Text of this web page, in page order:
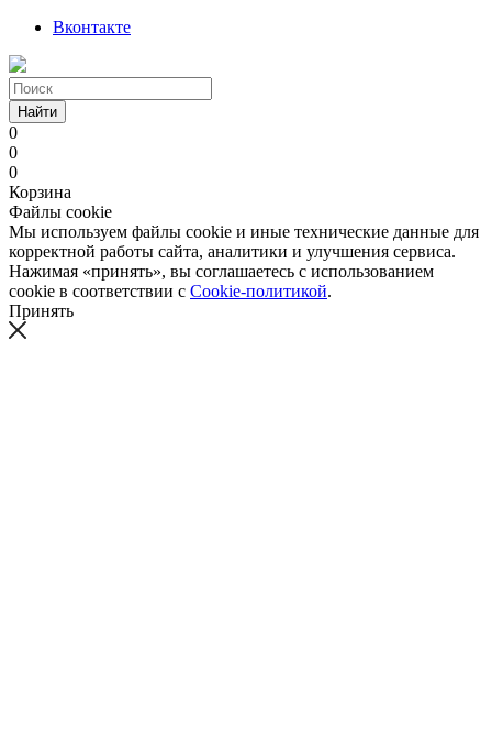
Вконтакте
Найти
0
0
0
Корзина
Файлы cookie
Мы используем файлы cookie и иные технические данные для
корректной работы сайта, аналитики и улучшения сервиса.
Нажимая «принять», вы соглашаетесь с использованием
cookie в соответствии с Cookie-политикой.
Принять